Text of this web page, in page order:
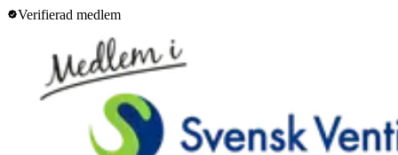
Verifierad medlem